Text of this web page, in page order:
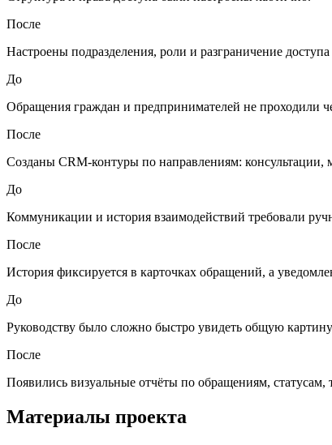
После
Настроены подразделения, роли и разграничение
До
Обращения граждан и предпринимателей не проходили
После
Созданы CRM-контуры по направлениям:
До
Коммуникации и история взаимодействий требовали
После
История фиксируется в карточках обращений, а
До
Руководству было сложно быстро увидеть общую
После
Появились визуальные отчёты по обращениям,
Материалы проекта